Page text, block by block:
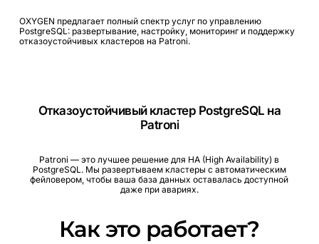
OXYGEN предлагает полный спектр услуг по управлению
PostgreSQL: развертывание, настройку, мониторинг и поддержку
отказоустойчивых кластеров на Patroni.
Отказоустойчивый кластер PostgreSQL на
Patroni
Patroni — это лучшее решение для HA (High Availability) в
PostgreSQL. Мы развертываем кластеры с автоматическим
фейловером, чтобы ваша база данных оставалась доступной
даже при авариях.
Как это работает?